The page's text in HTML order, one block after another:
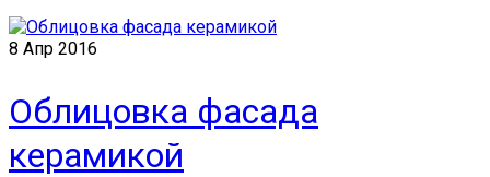
8 Апр 2016
Облицовка фасада
керамикой